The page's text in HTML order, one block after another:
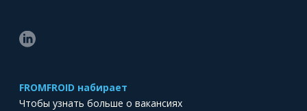
FROMFROID набирает
Чтобы узнать больше о вакансиях